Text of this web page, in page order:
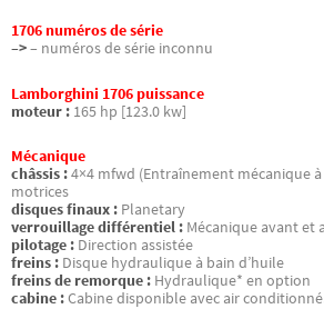
1706 numéros de série
–>– numéros de série inconnu
Lamborghini 1706 puissance
moteur : 165 hp [123.0 kw]
Mécanique
châssis :4×4 mfwd (Entraînement mécanique
motrices
disques finaux : Planetary
verrouillage différentiel : Mécanique avant et
pilotage : Direction assistée
freins : Disque hydraulique à bain d’huile
freins de remorque : Hydraulique* en option
cabine :Cabine disponible avec air